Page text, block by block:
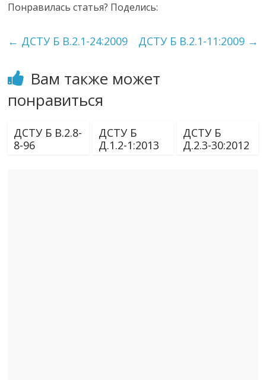
Понравилась статья? Поделись:
← ДСТУ Б В.2.1-24:2009 ДСТУ Б В.2.1-11:2009 →
Вам также может
понравиться
ДСТУ Б В.2.8-
8-96
ДСТУ Б
Д.1.2-1:2013
ДСТУ Б
Д.2.3-30:2012